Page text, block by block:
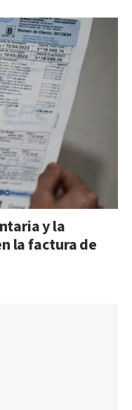
y la
la factura de